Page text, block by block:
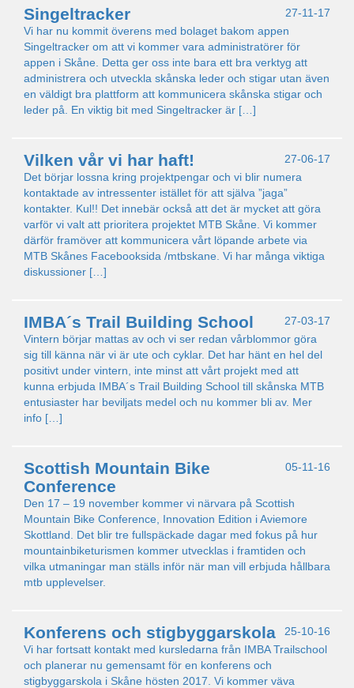
27-11-17
Singeltracker
Vi har nu kommit överens med bolaget bakom appen
Singeltracker om att vi kommer vara administratörer för
appen i Skåne. Detta ger oss inte bara ett bra verktyg att
administrera och utveckla skånska leder och stigar utan även
en väldigt bra plattform att kommunicera skånska stigar och
leder på. En viktig bit med Singeltracker är […]
27-06-17
Vilken vår vi har haft!
Det börjar lossna kring projektpengar och vi blir numera
kontaktade av intressenter istället för att själva ”jaga”
kontakter. Kul!! Det innebär också att det är mycket att göra
varför vi valt att prioritera projektet MTB Skåne. Vi kommer
därför framöver att kommunicera vårt löpande arbete via
MTB Skånes Facebooksida /mtbskane. Vi har många viktiga
diskussioner […]
27-03-17
IMBA´s Trail Building School
Vintern börjar mattas av och vi ser redan vårblommor göra
sig till känna när vi är ute och cyklar. Det har hänt en hel del
positivt under vintern, inte minst att vårt projekt med att
kunna erbjuda IMBA´s Trail Building School till skånska MTB
entusiaster har beviljats medel och nu kommer bli av. Mer
info […]
05-11-16
Scottish Mountain Bike
Conference
Den 17 – 19 november kommer vi närvara på Scottish
Mountain Bike Conference, Innovation Edition i Aviemore
Skottland. Det blir tre fullspäckade dagar med fokus på hur
mountainbiketurismen kommer utvecklas i framtiden och
vilka utmaningar man ställs inför när man vill erbjuda hållbara
mtb upplevelser.
25-10-16
Konferens och stigbyggarskola
Vi har fortsatt kontakt med kursledarna från IMBA Trailschool
och planerar nu gemensamt för en konferens och
stigbyggarskola i Skåne hösten 2017. Vi kommer väva